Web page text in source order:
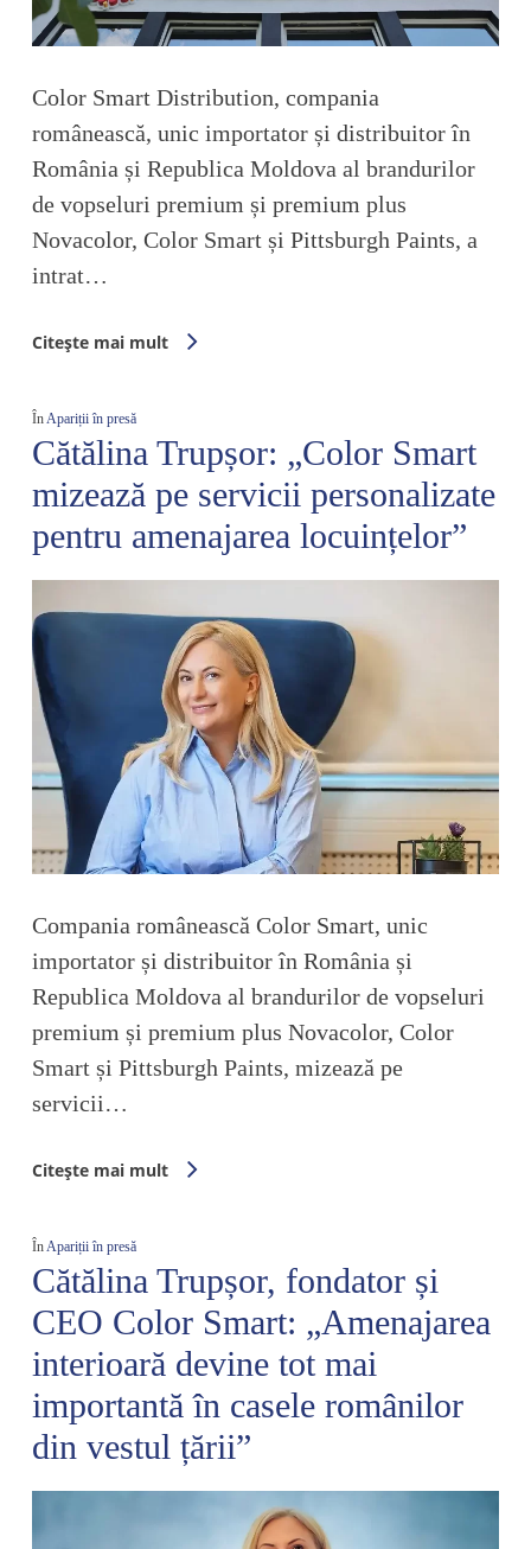
Color Smart Distribution, compania
românească, unic importator și distribuitor în
România și Republica Moldova al brandurilor
de vopseluri premium și premium plus
Novacolor, Color Smart și Pittsburgh Paints, a
intrat…
Citește mai mult
În Apariții în presă
Cătălina Trupșor: „Color Smart
mizează pe servicii personalizate
pentru amenajarea locuințelor”
Compania românească Color Smart, unic
importator și distribuitor în România și
Republica Moldova al brandurilor de vopseluri
premium și premium plus Novacolor, Color
Smart și Pittsburgh Paints, mizează pe
servicii…
Citește mai mult
În Apariții în presă
Cătălina Trupșor, fondator și
CEO Color Smart: „Amenajarea
interioară devine tot mai
importantă în casele românilor
din vestul țării”